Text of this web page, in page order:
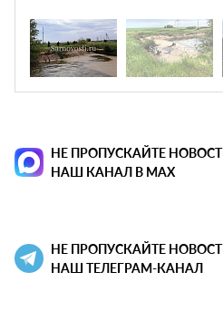
НЕ ПРОПУСКАЙТЕ
НАШ КАНАЛ В MAX
НЕ ПРОПУСКАЙТЕ
НАШ ТЕЛЕГРАМ-КАНАЛ